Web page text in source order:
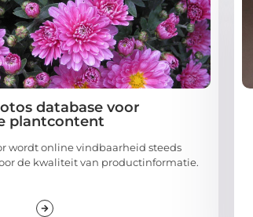
database voor
plantcontent
wordt online vindbaarheid steeds
de kwaliteit van productinformatie.